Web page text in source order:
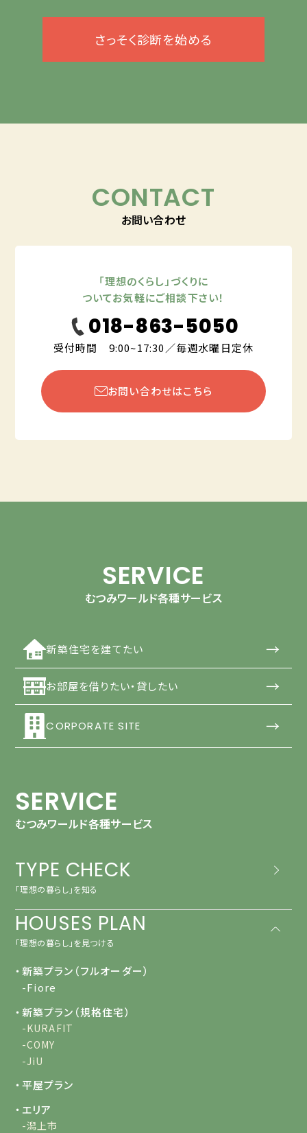
さっそく診断を始める
CONTACT
お問い合わせ
「理想のくらし」づくりに
ついてお気軽にご相談下さい！
018-863-5050
受付時間 9:00~17:30／毎週水曜日定休
お問い合わせはこちら
SERVICE
むつみワールド各種サービス
新築住宅を建てたい →
お部屋を借りたい・貸したい →
CORPORATE SITE →
SERVICE
むつみワールド各種サービス
TYPE CHECK
「理想の暮らし」を知る
HOUSES PLAN
「理想の暮らし」を見つける
・新築プラン（フルオーダー）
-Fiore
・新築プラン（規格住宅）
-KURAFIT
-COMY
-JiU
・平屋プラン
・エリア
-潟上市